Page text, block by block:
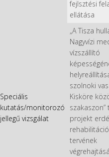
fejlsztési
ellátása
Speciális
kutatás/monitorozó
jellegű vizsgálat
„A Tisza
Nagyvízi
vízszállító
szolnoki
Kisköre
szakaszon”
projekt
tervének